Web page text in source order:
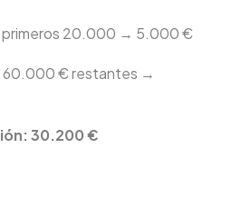
primeros 20.000 → 5.000 €
60.000 € restantes →
30.200 €